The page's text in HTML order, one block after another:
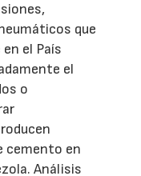
que
el País
el
o
cemento en
Análisis